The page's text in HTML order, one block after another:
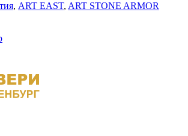
, ART EAST, ART STONE ARMOR